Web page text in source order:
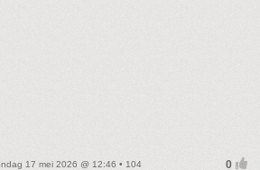
17 mei 2026 @ 12:46 • 104